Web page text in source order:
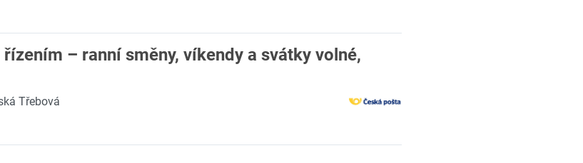
– ranní směny, víkendy a svátky volné,
Třebová